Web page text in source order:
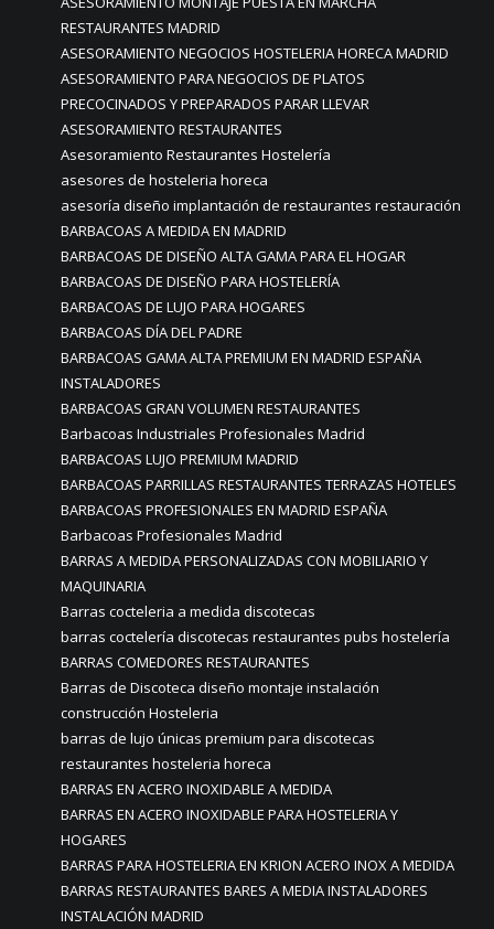
RESTAURANTES MADRID
ASESORAMIENTO NEGOCIOS HOSTELERIA HORECA MADRID
ASESORAMIENTO PARA NEGOCIOS DE PLATOS
PRECOCINADOS Y PREPARADOS PARAR LLEVAR
ASESORAMIENTO RESTAURANTES
Asesoramiento Restaurantes Hostelería
asesores de hosteleria horeca
asesoría diseño implantación de restaurantes restauración
BARBACOAS A MEDIDA EN MADRID
BARBACOAS DE DISEÑO ALTA GAMA PARA EL HOGAR
BARBACOAS DE DISEÑO PARA HOSTELERÍA
BARBACOAS DE LUJO PARA HOGARES
BARBACOAS DÍA DEL PADRE
BARBACOAS GAMA ALTA PREMIUM EN MADRID ESPAÑA
INSTALADORES
BARBACOAS GRAN VOLUMEN RESTAURANTES
Barbacoas Industriales Profesionales Madrid
BARBACOAS LUJO PREMIUM MADRID
BARBACOAS PARRILLAS RESTAURANTES TERRAZAS HOTELES
BARBACOAS PROFESIONALES EN MADRID ESPAÑA
Barbacoas Profesionales Madrid
BARRAS A MEDIDA PERSONALIZADAS CON MOBILIARIO Y
MAQUINARIA
Barras cocteleria a medida discotecas
barras coctelería discotecas restaurantes pubs hostelería
BARRAS COMEDORES RESTAURANTES
Barras de Discoteca diseño montaje instalación
construcción Hosteleria
barras de lujo únicas premium para discotecas
restaurantes hosteleria horeca
BARRAS EN ACERO INOXIDABLE A MEDIDA
BARRAS EN ACERO INOXIDABLE PARA HOSTELERIA Y
HOGARES
BARRAS PARA HOSTELERIA EN KRION ACERO INOX A MEDIDA
BARRAS RESTAURANTES BARES A MEDIA INSTALADORES
INSTALACIÓN MADRID